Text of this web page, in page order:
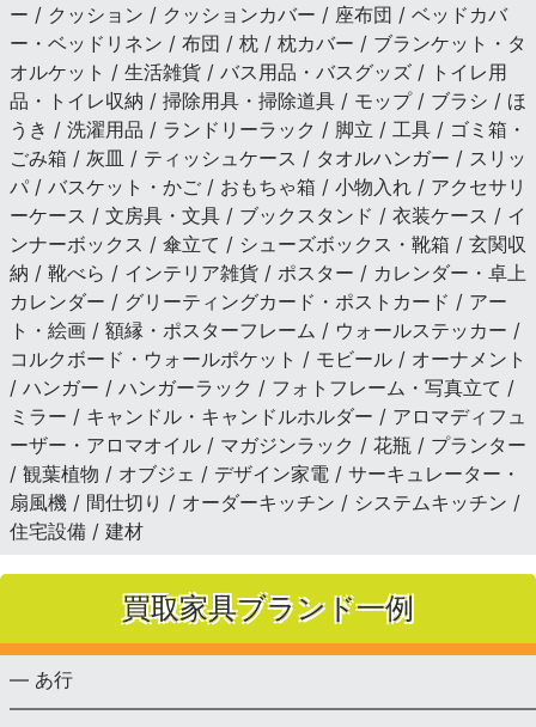
ー / クッション / クッションカバー / 座布団 / ベッドカバ
ー・ベッドリネン / 布団 / 枕 / 枕カバー / ブランケット・タ
オルケット / 生活雑貨 / バス用品・バスグッズ / トイレ用
品・トイレ収納 / 掃除用具・掃除道具 / モップ / ブラシ / ほ
うき / 洗濯用品 / ランドリーラック / 脚立 / 工具 / ゴミ箱・
ごみ箱 / 灰皿 / ティッシュケース / タオルハンガー / スリッ
パ / バスケット・かご / おもちゃ箱 / 小物入れ / アクセサリ
ーケース / 文房具・文具 / ブックスタンド / 衣装ケース / イ
ンナーボックス / 傘立て / シューズボックス・靴箱 / 玄関収
納 / 靴べら / インテリア雑貨 / ポスター / カレンダー・卓上
カレンダー / グリーティングカード・ポストカード / アー
ト・絵画 / 額縁・ポスターフレーム / ウォールステッカー /
コルクボード・ウォールポケット / モビール / オーナメント
/ ハンガー / ハンガーラック / フォトフレーム・写真立て /
ミラー / キャンドル・キャンドルホルダー / アロマディフュ
ーザー・アロマオイル / マガジンラック / 花瓶 / プランター
/ 観葉植物 / オブジェ / デザイン家電 / サーキュレーター・
扇風機 / 間仕切り / オーダーキッチン / システムキッチン /
住宅設備 / 建材
買取家具ブランド一例
— あ行